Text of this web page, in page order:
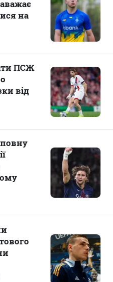
на
ПСЖ
від
повну